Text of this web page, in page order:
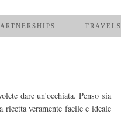
TRAVELS
dare un'occhiata. Penso sia
veramente facile e ideale